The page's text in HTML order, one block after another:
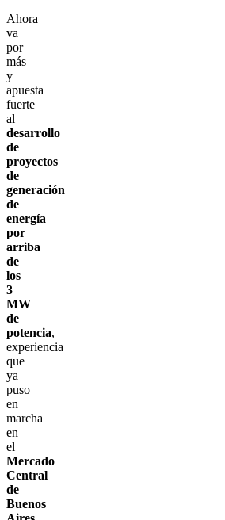
Ahora
va
por
más
y
apuesta
fuerte
al
desarrollo
de
proyectos
de
generación
de
energía
por
arriba
de
los
3
MW
de
potencia,
experiencia
que
ya
puso
en
marcha
en
el
Mercado
Central
de
Buenos